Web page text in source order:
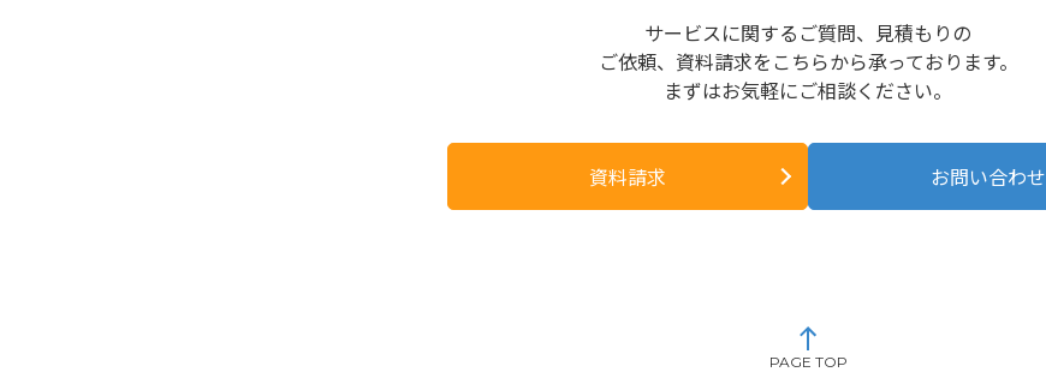
サービスに関するご質問、見積もりの
ご依頼、資料請求をこちらから承っております。
まずはお気軽にご相談ください。
資料請求 お問い合わせ
PAGE TOP